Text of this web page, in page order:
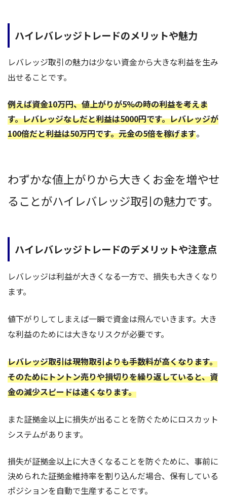
ハイレバレッジトレードのメリットや魅力
レバレッジ取引の魅力は少ない資金から大きな利益を生み
出せることです。
例えば資金10万円、値上がりが5%の時の利益を考えま
す。レバレッジなしだと利益は5000円です。レバレッジが
100倍だと利益は50万円です。元金の5倍を稼げます。
わずかな値上がりから大きくお金を増やせ
ることがハイレバレッジ取引の魅力です。
ハイレバレッジトレードのデメリットや注意点
レバレッジは利益が大きくなる一方で、損失も大きくなり
ます。
値下がりしてしまえば一瞬で資金は飛んでいきます。大き
な利益のためには大きなリスクが必要です。
レバレッジ取引は現物取引よりも手数料が高くなります。
そのためにトントン売りや損切りを繰り返していると、資
金の減少スピードは速くなります。
また証拠金以上に損失が出ることを防ぐためにロスカット
システムがあります。
損失が証拠金以上に大きくなることを防ぐために、事前に
決められた証拠金維持率を割り込んだ場合、保有している
ポジションを自動で生産することです。